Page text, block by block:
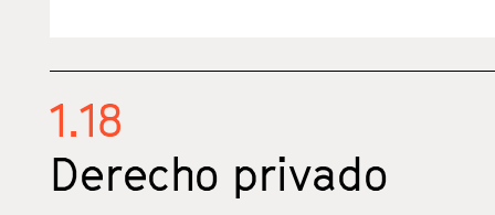
1.18
Derecho privado